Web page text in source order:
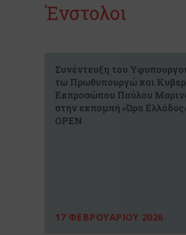
Ένστολοι
Συνέντευξη του
τω Πρωθυπουργώ και
Εκπροσώπου Παύλου
στην εκπομπή «Ώρα
ΟΡΕΝ
17 ΦΕΒΡΟΥΑΡΙΟΥ 2026